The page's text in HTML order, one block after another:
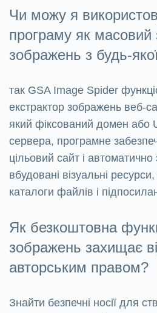
Чи можу я
програму як масовий
зображень з будь-
так GSA Image Spider
екстрактор зображень веб-
який фіксований домен або
сервера, програмне
цільовий сайт і автоматично
вбудовані візуальні
каталоги файлів і
Як безкоштовна
зображень захищає
авторським правом?
Знайти безпечні носії для